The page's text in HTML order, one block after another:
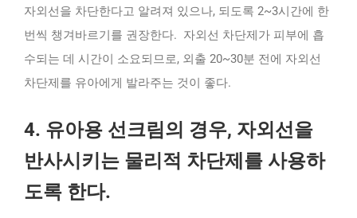
자외선을 차단한다고 알려져 있으나, 되도록 2~3시간에 한
번씩 챙겨바르기를 권장한다. 자외선 차단제가 피부에 흡
수되는 데 시간이 소요되므로, 외출 20~30분 전에 자외선
차단제를 유아에게 발라주는 것이 좋다.
4. 유아용 선크림의 경우, 자외선을
반사시키는 물리적 차단제를 사용하
도록 한다.